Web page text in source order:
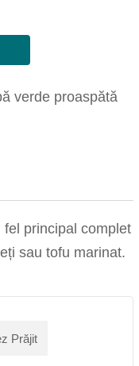
verde proaspătă
principal complet
sau tofu marinat.
Prăjit